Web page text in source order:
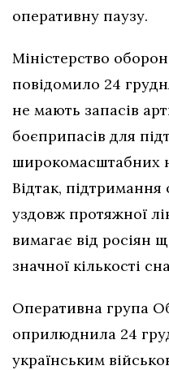
оперативну паузу.
Міністерство
повідомило 24
не мають запасів
боєприпасів для
широкомасштабних
Відтак,
уздовж протяжної
вимагає від росіян
значної кількості
Оперативна група
оприлюднила 24
українським